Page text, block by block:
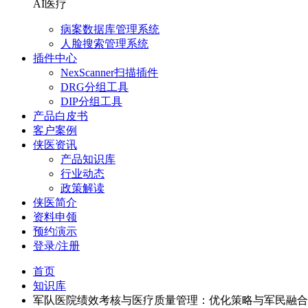
AI医疗
病案数据库管理系统
人脸搜索管理系统
插件中心
NexScanner扫描插件
DRG分组工具
DIP分组工具
产品白皮书
客户案例
侠医资讯
产品知识库
行业动态
政策解读
侠医简介
资料申领
预约演示
登录/注册
首页
知识库
军队医院绩效考核与医疗质量管理：优化策略与军民融